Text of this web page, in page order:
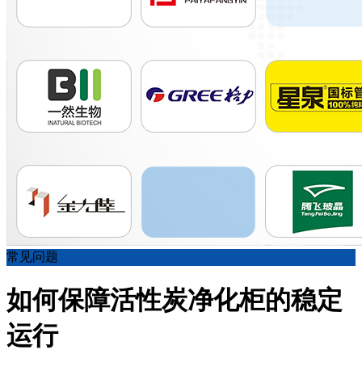
常见问题
如何保障活性炭净化柜的稳定
运行